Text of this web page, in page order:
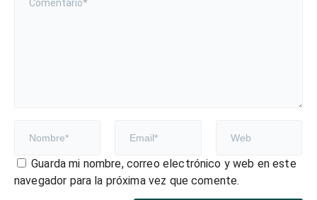
Guarda mi nombre, correo electrónico y web en este
navegador para la próxima vez que comente.